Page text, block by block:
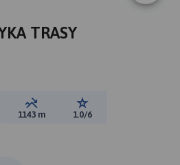
TRASY
przewyższeń:Suma spadków:
1143 m Ocena trasy:
1.0/6